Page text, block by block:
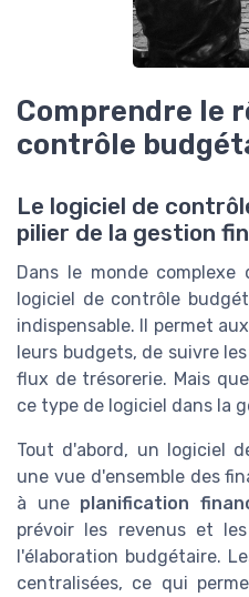
Comprendre le
contrôle
Le logiciel de
pilier de la gestion
Dans le monde
logiciel de contrôle
indispensable. Il permet
leurs budgets, de suivre
flux de trésorerie. Mais
ce type de logiciel dans la
Tout d'abord, un logiciel
une vue d'ensemble des
à une planification
prévoir les revenus et
l'élaboration budgétaire.
centralisées, ce qui